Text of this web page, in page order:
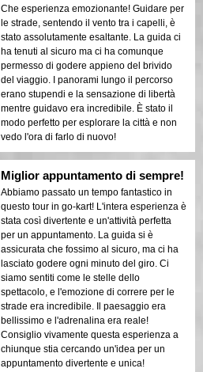
Che esperienza emozionante! Guidare per
le strade, sentendo il vento tra i capelli, è
stato assolutamente esaltante. La guida ci
ha tenuti al sicuro ma ci ha comunque
permesso di godere appieno del brivido
del viaggio. I panorami lungo il percorso
erano stupendi e la sensazione di libertà
mentre guidavo era incredibile. È stato il
modo perfetto per esplorare la città e non
vedo l'ora di farlo di nuovo!
Miglior appuntamento di sempre!
Abbiamo passato un tempo fantastico in
questo tour in go-kart! L'intera esperienza è
stata così divertente e un'attività perfetta
per un appuntamento. La guida si è
assicurata che fossimo al sicuro, ma ci ha
lasciato godere ogni minuto del giro. Ci
siamo sentiti come le stelle dello
spettacolo, e l'emozione di correre per le
strade era incredibile. Il paesaggio era
bellissimo e l'adrenalina era reale!
Consiglio vivamente questa esperienza a
chiunque stia cercando un'idea per un
appuntamento divertente e unica!